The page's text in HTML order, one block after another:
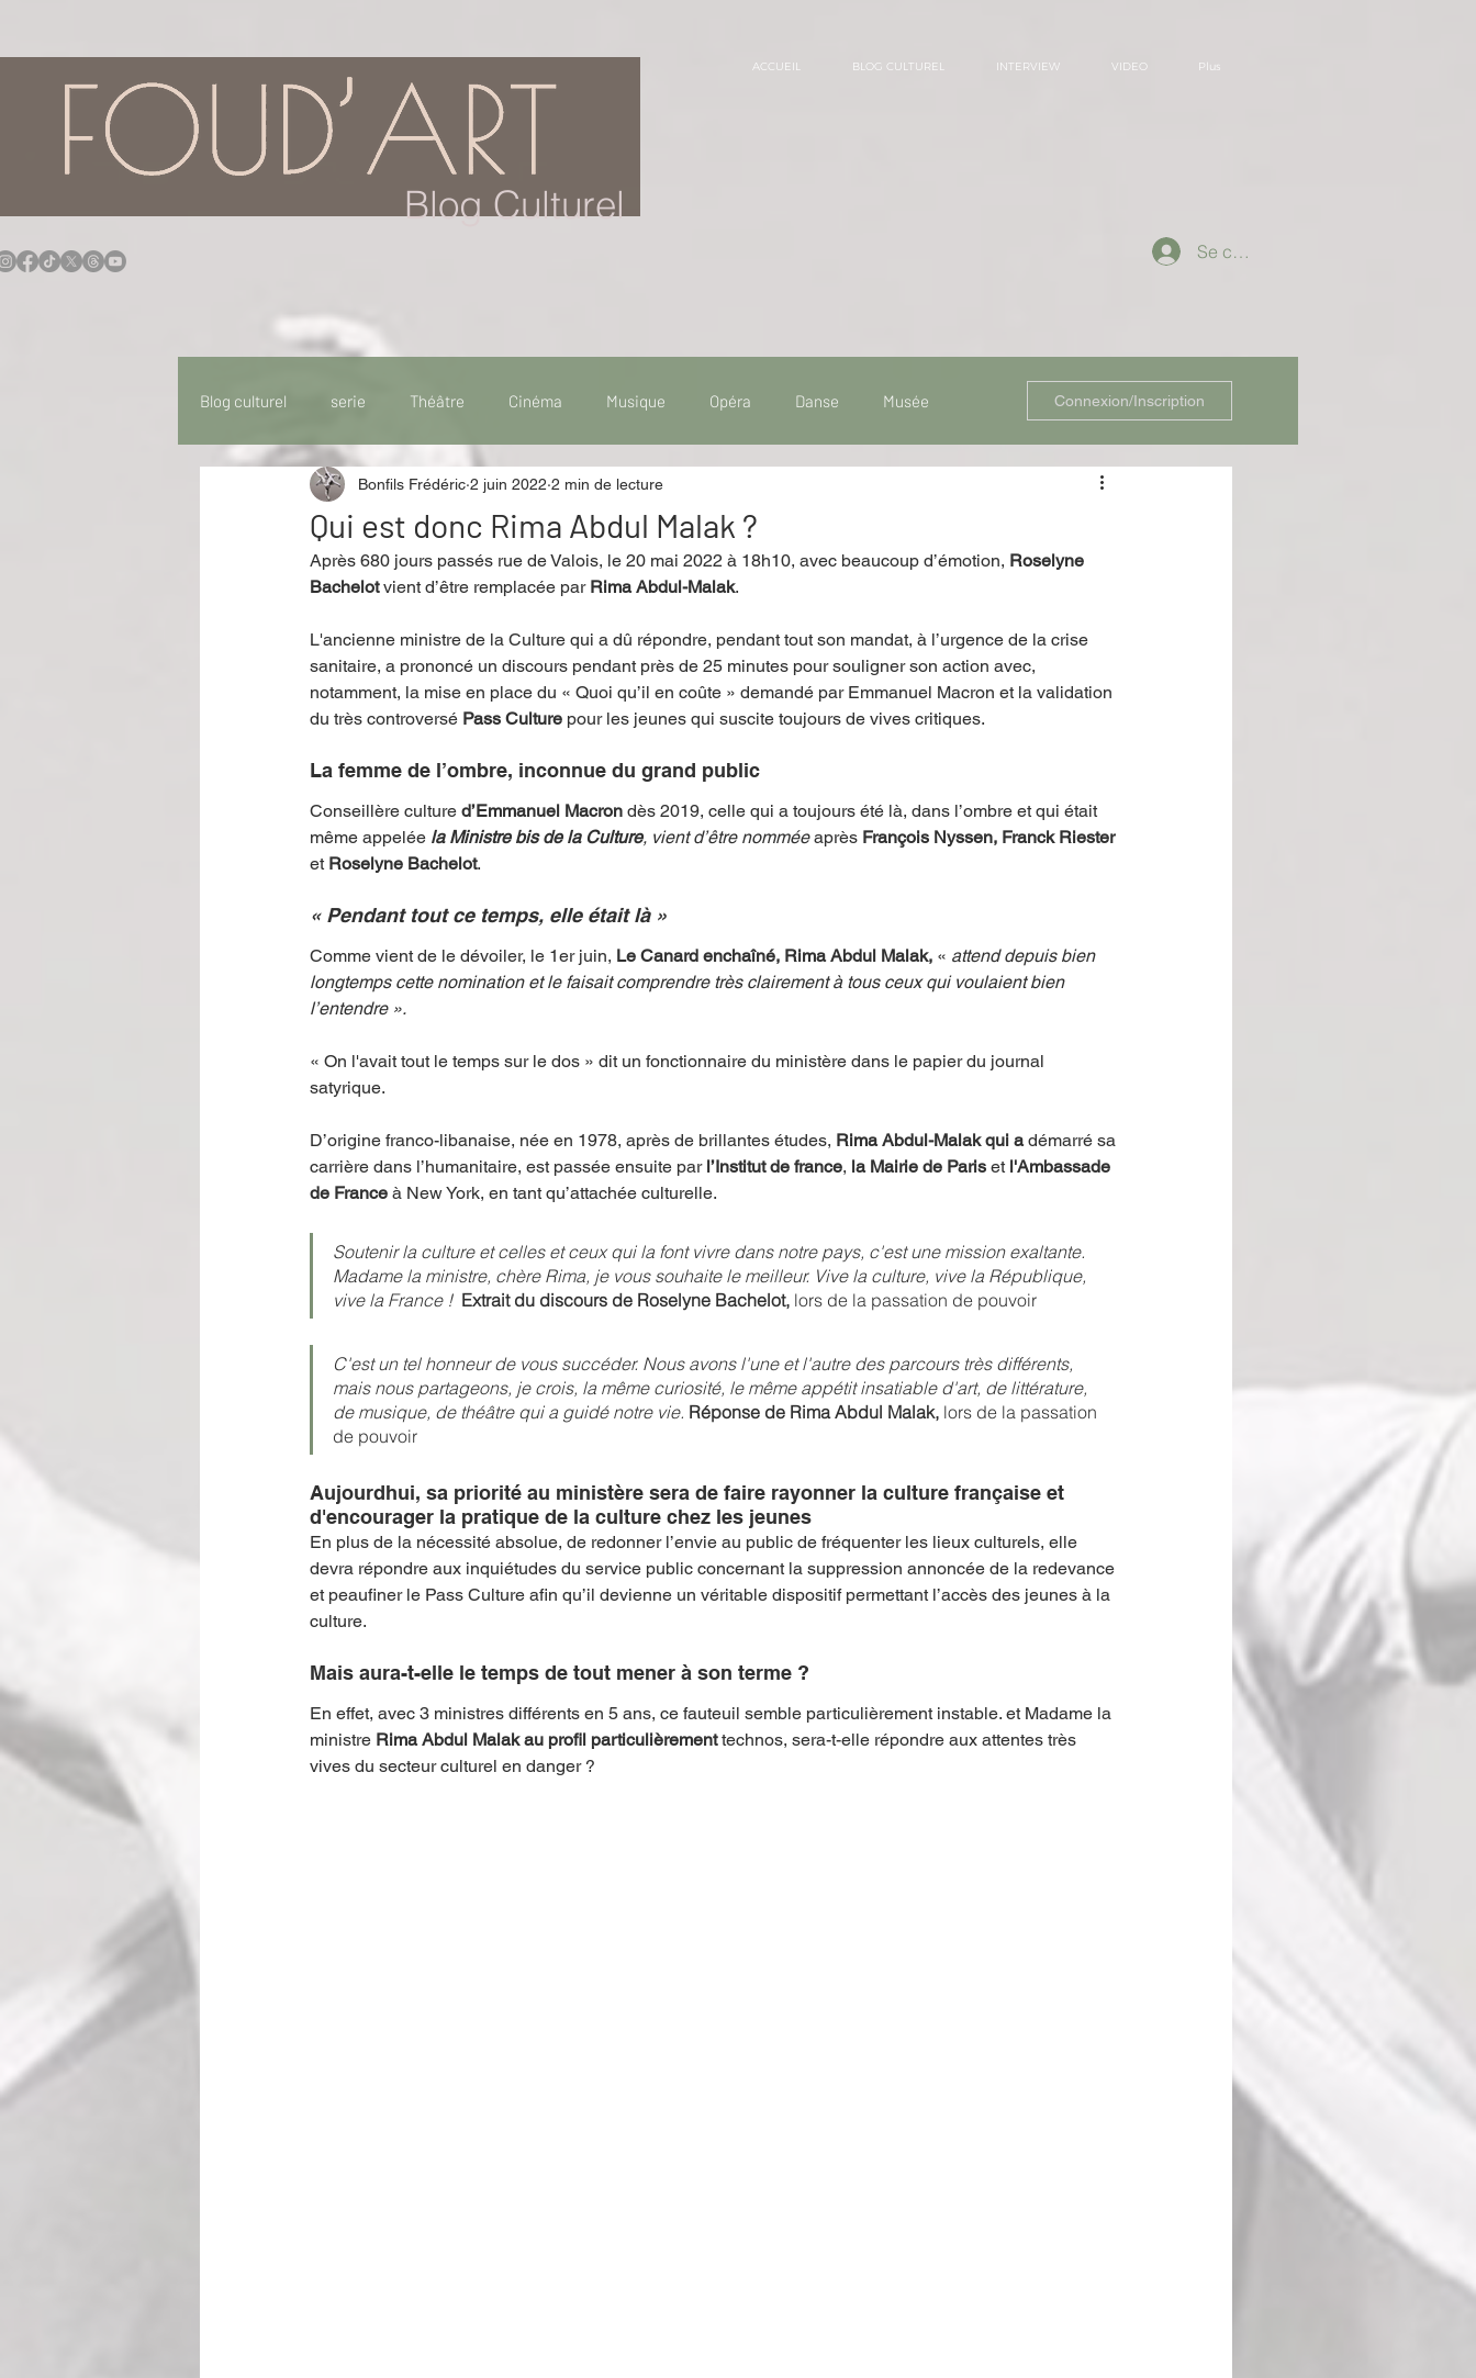
Blog Culturel
ACCUEIL BLOG CULTUREL INTERVIEW VIDEO Plus
Se connecter
Blog culturel serie Théâtre Cinéma Musique Opéra Danse Musée
Idées Sorties Idée de voyage Fooding - Restaurant
Performance Rire Récompense Festival Coup de coeur
Événement Validé par Romane. Spécial Famille Littérature Cirque Interview
Connexion/Inscription
Qui est donc Rima Abdul Malak ?
Bonfils Frédéric 2 juin 2022 2 min de lecture
Après 680 jours passés rue de Valois, le 20 mai 2022 à 18h10, avec beaucoup d’émotion, Roselyne
Bachelot vient d’être remplacée par Rima Abdul-Malak.
L'ancienne ministre de la Culture qui a dû répondre, pendant tout son mandat, à l’urgence de la crise
sanitaire, a prononcé un discours pendant près de 25 minutes pour souligner son action avec,
notamment, la mise en place du « Quoi qu’il en coûte » demandé par Emmanuel Macron et la validation
du très controversé Pass Culture pour les jeunes qui suscite toujours de vives critiques.
La femme de l’ombre, inconnue du grand public
Conseillère culture d’Emmanuel Macron dès 2019, celle qui a toujours été là, dans l’ombre et qui était
même appelée la Ministre bis de la Culture, vient d’être nommée après François Nyssen, Franck Riester
et Roselyne Bachelot.
« Pendant tout ce temps, elle était là »
Comme vient de le dévoiler, le 1er juin, Le Canard enchaîné, Rima Abdul Malak, « attend depuis bien
longtemps cette nomination et le faisait comprendre très clairement à tous ceux qui voulaient bien
l’entendre ».
« On l'avait tout le temps sur le dos » dit un fonctionnaire du ministère dans le papier du journal
satyrique.
D’origine franco-libanaise, née en 1978, après de brillantes études, Rima Abdul-Malak qui a démarré sa
carrière dans l’humanitaire, est passée ensuite par l’Institut de france, la Mairie de Paris et l'Ambassade
de France à New York, en tant qu’attachée culturelle.
Soutenir la culture et celles et ceux qui la font vivre dans notre pays, c'est une mission exaltante.
Madame la ministre, chère Rima, je vous souhaite le meilleur. Vive la culture, vive la République,
vive la France ! Extrait du discours de Roselyne Bachelot, lors de la passation de pouvoir
C'est un tel honneur de vous succéder. Nous avons l'une et l'autre des parcours très différents,
mais nous partageons, je crois, la même curiosité, le même appétit insatiable d'art, de littérature,
de musique, de théâtre qui a guidé notre vie. Réponse de Rima Abdul Malak, lors de la passation
de pouvoir
Aujourdhui, sa priorité au ministère sera de faire rayonner la culture française et
d'encourager la pratique de la culture chez les jeunes
En plus de la nécessité absolue, de redonner l’envie au public de fréquenter les lieux culturels, elle
devra répondre aux inquiétudes du service public concernant la suppression annoncée de la redevance
et peaufiner le Pass Culture afin qu’il devienne un véritable dispositif permettant l’accès des jeunes à la
culture.
Mais aura-t-elle le temps de tout mener à son terme ?
En effet, avec 3 ministres différents en 5 ans, ce fauteuil semble particulièrement instable. et Madame la
ministre Rima Abdul Malak au profil particulièrement technos, sera-t-elle répondre aux attentes très
vives du secteur culturel en danger ?